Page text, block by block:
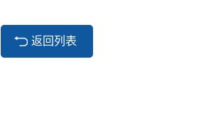
返回列表